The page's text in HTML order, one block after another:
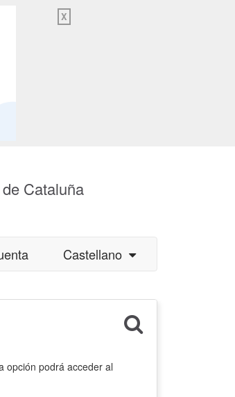
X
Cataluña
Castellano
opción podrá acceder al